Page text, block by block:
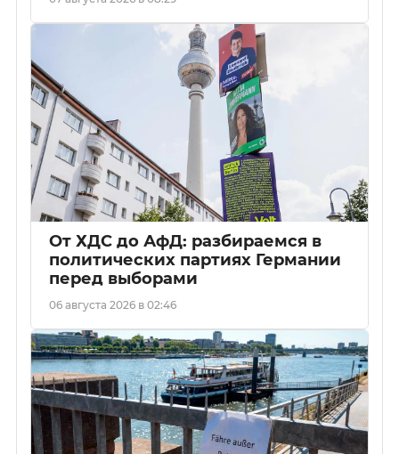
От ХДС до АфД: разбираемся в
политических партиях Германии
перед выборами
06 августа 2026 в 02:46